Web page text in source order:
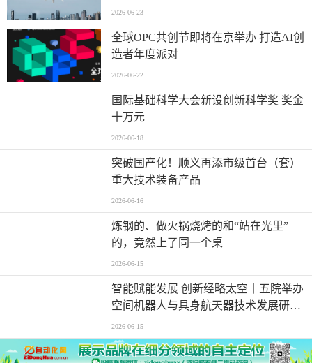
2026-06-23
全球OPC共创节即将在京举办 打造AI创
造者年度派对
2026-06-22
国际基础科学大会新设创新科学奖 奖金
十万元
2026-06-18
突破国产化！顺义再添市级首台（套）
重大技术装备产品
2026-06-16
炼钢的、做火锅烧烤的和“站在光里”
的，竟然上了同一个桌
2026-06-15
智能赋能发展 创新经略太空丨五院举办
空间机器人与具身航天器技术发展研讨
会
2026-06-15